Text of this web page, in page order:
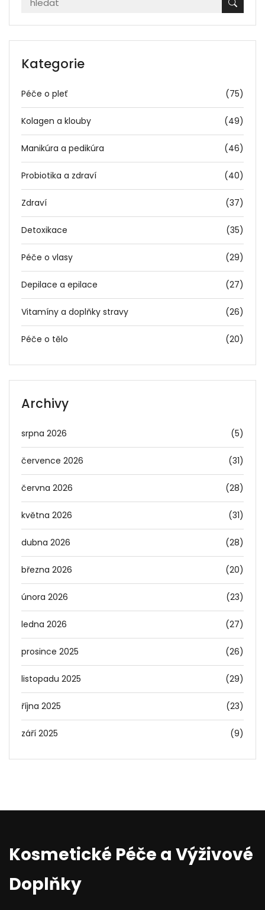
Kategorie
Péče o pleť (75)
Kolagen a klouby (49)
Manikúra a pedikúra (46)
Probiotika a zdraví (40)
Zdraví (37)
Detoxikace (35)
Péče o vlasy (29)
Depilace a epilace (27)
Vitamíny a doplňky stravy (26)
Péče o tělo (20)
Archivy
srpna 2026 (5)
července 2026 (31)
června 2026 (28)
května 2026 (31)
dubna 2026 (28)
března 2026 (20)
února 2026 (23)
ledna 2026 (27)
prosince 2025 (26)
listopadu 2025 (29)
října 2025 (23)
září 2025 (9)
Kosmetické Péče a Výživové
Doplňky